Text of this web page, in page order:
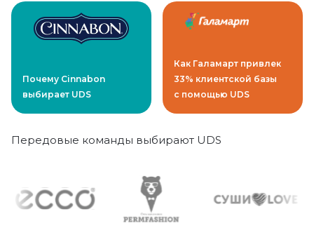
Почему Cinnabon
выбирает UDS
Как Галамарт привлек
33% клиентской базы
с помощью UDS
Передовые команды выбирают UDS